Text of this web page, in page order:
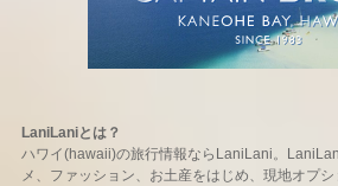
LaniLaniとは？
ハワイ(hawaii)の旅行情報ならLaniLani。
メ、ファッション、お土産をはじめ、現地オプ